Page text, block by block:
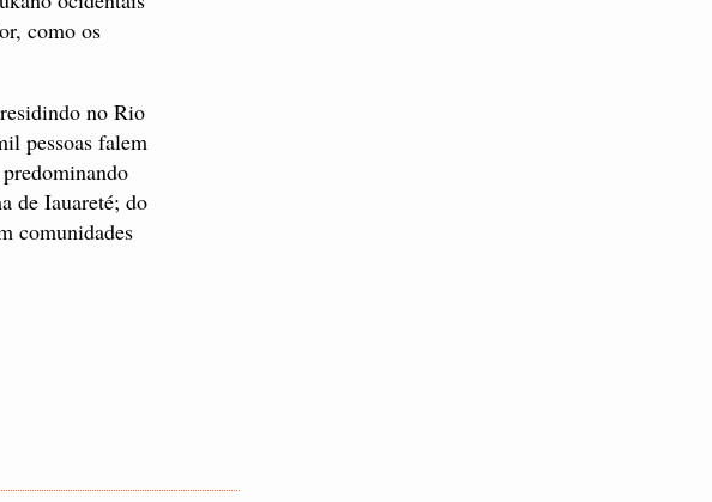
como os
no Rio
pessoas falem
de Iauareté; do
comunidades